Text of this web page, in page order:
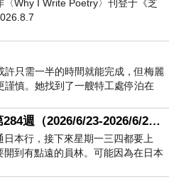
〈Why I Write Poetry〉刊登于《芝
只需一半的時間就能完成，但梅麗
慎。她找到了一艘特工處停泊在
週間農居第284週（2026/6/23-2026/6/24) 夏至 金黃稻浪洋溢豐收喜悅
日本行，接下來星期一三四都要上
開到有點遠的員林。可能因為在日本
一出門上班時，心裡沒有一